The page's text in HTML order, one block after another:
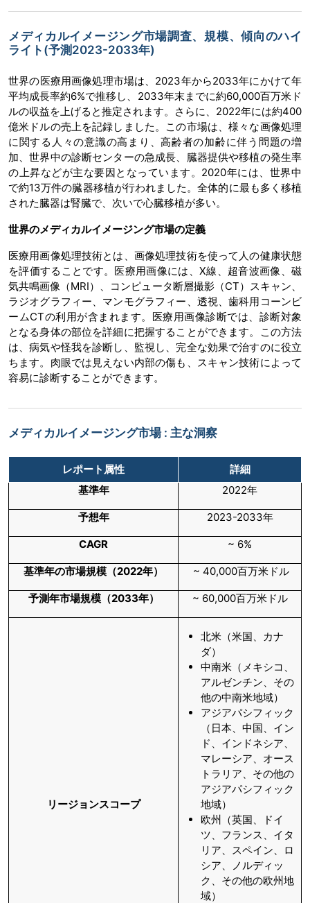
メディカルイメージング市場調査、規模、傾向のハイ
ライト(予測2023-2033年)
世界の医療用画像処理市場は、2023年から2033年にかけて年
平均成長率約6%で推移し、2033年末までに約60,000百万米ド
ルの収益を上げると推定されます。さらに、2022年には約400
億米ドルの売上を記録しました。この市場は、様々な画像処理
に関する人々の意識の高まり、高齢者の加齢に伴う問題の増
加、世界中の診断センターの急成長、臓器提供や移植の発生率
の上昇などが主な要因となっています。2020年には、世界中
で約13万件の臓器移植が行われました。全体的に最も多く移植
された臓器は腎臓で、次いで心臓移植が多い。
世界のメディカルイメージング市場の定義
医療用画像処理技術とは、画像処理技術を使って人の健康状態
を評価することです。医療用画像には、X線、超音波画像、磁
気共鳴画像（MRI）、コンピュータ断層撮影（CT）スキャン、
ラジオグラフィー、マンモグラフィー、透視、歯科用コーンビ
ームCTの利用が含まれます。医療用画像診断では、診断対象
となる身体の部位を詳細に把握することができます。この方法
は、病気や怪我を診断し、監視し、完全な効果で治すのに役立
ちます。肉眼では見えない内部の傷も、スキャン技術によって
容易に診断することができます。
メディカルイメージング市場 : 主な洞察
レポート属性
詳細
基準年
2022年
予想年 2023-2033年
CAGR ~ 6%
基準年の市場規模（2022年） ~ 40,000百万米ドル
予測年市場規模（2033年） ~ 60,000百万米ドル
リージョンスコープ
北米（米国、カナ
ダ）
中南米（メキシコ、
アルゼンチン、その
他の中南米地域）
アジアパシフィック
（日本、中国、イン
ド、インドネシア、
マレーシア、オース
トラリア、その他の
アジアパシフィック
地域）
欧州（英国、ドイ
ツ、フランス、イタ
リア、スペイン、ロ
シア、ノルディッ
ク、その他の欧州地
域）